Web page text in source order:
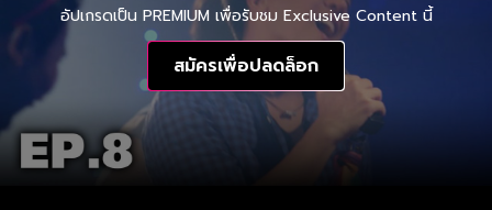
อัปเกรดเป็น PREMIUM เพื่อรับชม Exclusive Content นี้
สมัครเพื่อปลดล็อก